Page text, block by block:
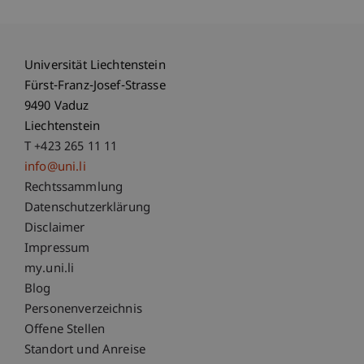
Universität Liechtenstein
Fürst-Franz-Josef-Strasse
9490 Vaduz
Liechtenstein
T +423 265 11 11
info@uni.li
Fußzeile Rechtliche Hinweise
Rechtssammlung
Datenschutzerklärung
Disclaimer
Impressum
Fußzeile Subdomain-Verzeichnis
my.uni.li
Blog
Personenverzeichnis
Offene Stellen
Standort und Anreise